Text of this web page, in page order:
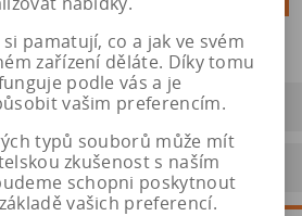
pamatují, co a jak ve svém
zařízení děláte. Díky tomu
podle vás a je
vašim preferencím.
typů souborů může mít
zkušenost s naším
schopni poskytnout
vašich preferencí.